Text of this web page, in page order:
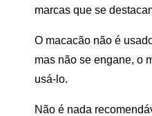
marcas que se
O macacão não é
mas não se engane, o
usá-lo.
Não é nada